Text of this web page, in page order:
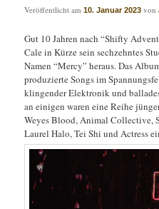
Veröffentlicht am10. Januar 2023 von
Gut 10 Jahren nach “Shifty
Cale in Kürze sein sechzehntes
Namen “Mercy” heraus. Das
produzierte Songs im
klingender Elektronik und
an einigen waren eine Reihe
Weyes Blood, Animal Collective,
Laurel Halo, Tei Shi und Actress